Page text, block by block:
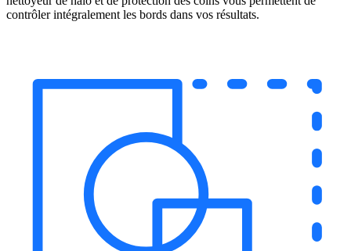
contrôler intégralement les bords dans vos résultats.